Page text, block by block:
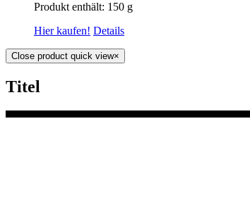
Produkt enthält: 150 g
Hier kaufen! Details
Close product quick view×
Titel